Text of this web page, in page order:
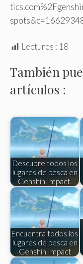
Lectures : 18
También
artículos :
Descubre todos los
lugares de pesca en
Genshin Impact.
Encuentra todos los
lugares de pesca en
Genshin Impact